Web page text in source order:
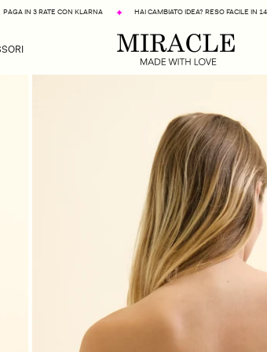
HAI CAMBIATO IDEA? RESO FACILE IN 14 GIORNI